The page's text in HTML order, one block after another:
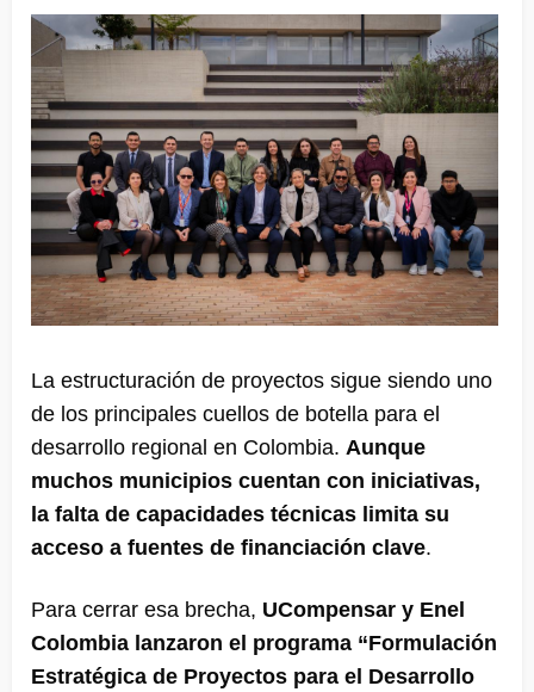
La estructuración de proyectos sigue siendo uno
de los principales cuellos de botella para el
desarrollo regional en Colombia. Aunque
muchos municipios cuentan con iniciativas,
la falta de capacidades técnicas limita su
acceso a fuentes de financiación clave.
Para cerrar esa brecha, UCompensar y Enel
Colombia lanzaron el programa “Formulación
Estratégica de Proyectos para el Desarrollo